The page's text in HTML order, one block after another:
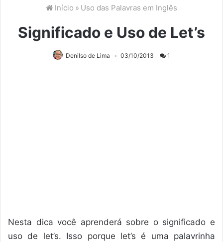
Início » Uso das Palavras em Inglês
Significado e Uso de Let’s
Denilso de Lima 03/10/2013 1
Nesta dica você aprenderá sobre o significado e
uso de let’s. Isso porque let’s é uma palavrinha